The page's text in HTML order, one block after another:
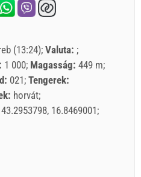
(13:24) Valuta:
1 000 Magasság: 449 m
021 Tengerek:
horvát
43.2953798, 16.8469001